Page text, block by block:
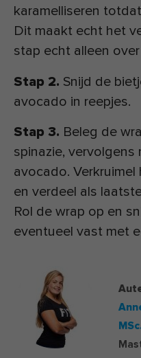
karamelliseren
Dit maakt echt het
stap echt alleen
Stap 2. Snijd de
avocado in reepjes.
Stap 3. Beleg de
spinazie, vervolgens
avocado.
en verdeel als
Rol de wrap op en
eventueel vast met